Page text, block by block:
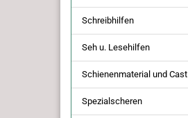
Schreibhilfen
Seh u. Lesehilfen
Schienenmaterial und Cast
Spezialscheren